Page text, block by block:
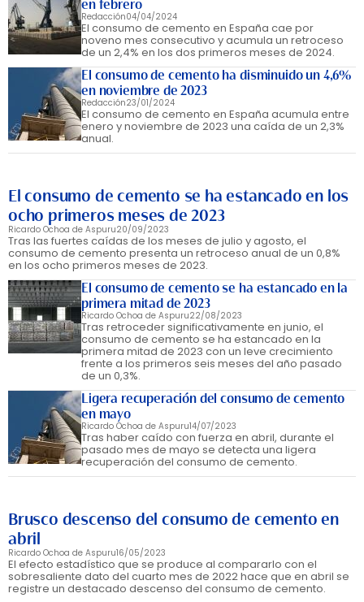
en febrero
Redacción04/04/2024
El consumo de cemento en España cae por
noveno mes consecutivo y acumula un retroceso
de un 2,4% en los dos primeros meses de 2024.
El consumo de cemento ha disminuido un 4,6%
en noviembre de 2023
Redacción23/01/2024
El consumo de cemento en España acumula entre
enero y noviembre de 2023 una caída de un 2,3%
anual.
El consumo de cemento se ha estancado en los
ocho primeros meses de 2023
Ricardo Ochoa de Aspuru20/09/2023
Tras las fuertes caídas de los meses de julio y agosto, el
consumo de cemento presenta un retroceso anual de un 0,8%
en los ocho primeros meses de 2023.
El consumo de cemento se ha estancado en la
primera mitad de 2023
Ricardo Ochoa de Aspuru22/08/2023
Tras retroceder significativamente en junio, el
consumo de cemento se ha estancado en la
primera mitad de 2023 con un leve crecimiento
frente a los primeros seis meses del año pasado
de un 0,3%.
Ligera recuperación del consumo de cemento
en mayo
Ricardo Ochoa de Aspuru14/07/2023
Tras haber caído con fuerza en abril, durante el
pasado mes de mayo se detecta una ligera
recuperación del consumo de cemento.
Brusco descenso del consumo de cemento en
abril
Ricardo Ochoa de Aspuru16/05/2023
El efecto estadístico que se produce al compararlo con el
sobresaliente dato del cuarto mes de 2022 hace que en abril se
registre un destacado descenso del consumo de cemento.